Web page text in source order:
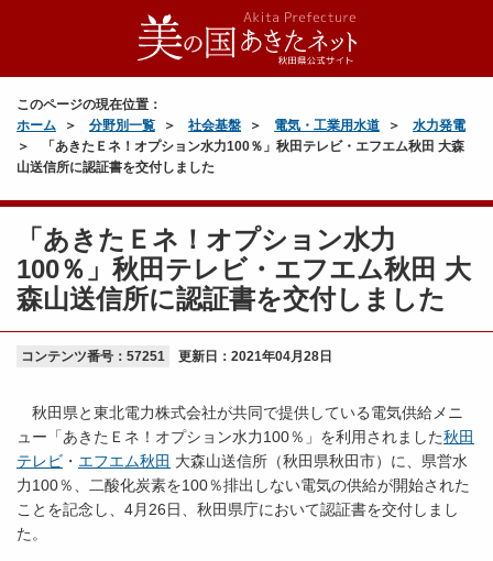
このページの現在位置：
ホーム
分野別一覧 社会基盤 電気・工業用水道
水力発電
「あきたＥネ！オプション水力100％」秋田テレビ・エフエム秋田 大森
山送信所に認証書を交付しました
「あきたＥネ！オプション水力
100％」秋田テレビ・エフエム秋田 大
森山送信所に認証書を交付しました
コンテンツ番号：57251 更新日： 2021年04月28日
秋田県と東北電力株式会社が共同で提供している電気供給メニ
ュー「あきたＥネ！オプション水力100％」を利用されました秋田
テレビ ・ エフエム秋田 大森山送信所（秋田県秋田市）に、県営水
力100％、二酸化炭素を100％排出しない電気の供給が開始された
ことを記念し、4月26日、秋田県庁において認証書を交付しまし
た。